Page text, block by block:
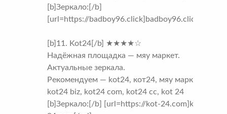
[b]Зеркало:[/b]
[url=https://badboy96.click]badboy96.click[/url]
[b]11. Kot24[/b] ★★★★☆
Надёжная площадка — мяу маркет.
Актуальные зеркала.
Рекомендуем — kot24, кот24, мяу маркет,
kot24 biz, kot24 com, kot24 cc, kot 24
[b]Зеркало:[/b] [url=https://kot-24.com]kot-